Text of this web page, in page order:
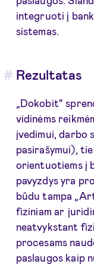
integruoti į
sistemas.
Rezultatas
„Dokobit“
vidinėms
įvedimui, darbo
pasirašymui),
orientuotiems į
pavyzdys yra
būdu tampa
fiziniam ar
neatvykstant
procesams
paslaugos kaip